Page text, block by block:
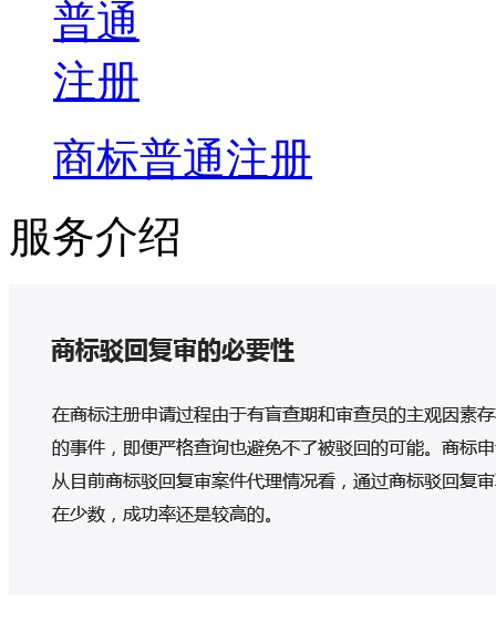
商标普通注册
服务介绍